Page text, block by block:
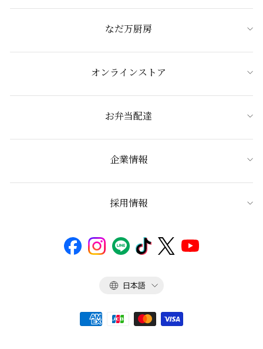
なだ万厨房
オンラインストア
お弁当配達
企業情報
採用情報
言
日本語